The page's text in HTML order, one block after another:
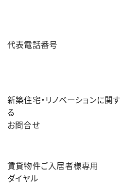
代表電話番号
新築住宅・リノベーションに関す
る
お問合せ
賃貸物件ご入居者様専用
ダイヤル